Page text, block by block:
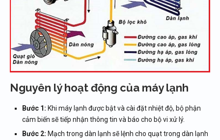
Nguyên lý hoạt động của máy lạnh
Bước 1: Khi máy lạnh được bật và cài đặt nhiệt độ, bộ phận
cảm biến sẽ tiếp nhận thông tin và báo cho bộ vi xử lý.
Bước 2: Mạch trong dàn lạnh sẽ lệnh cho quạt trong dàn lạnh